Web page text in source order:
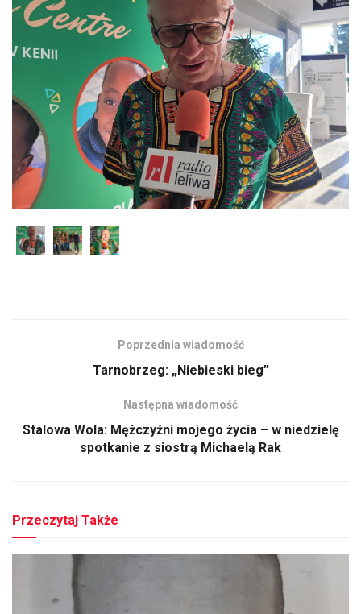
Poprzednia wiadomość
Tarnobrzeg: „Niebieski bieg”
Następna wiadomość
Stalowa Wola: Mężczyźni mojego życia – w niedzielę
spotkanie z siostrą Michaelą Rak
Przeczytaj Także